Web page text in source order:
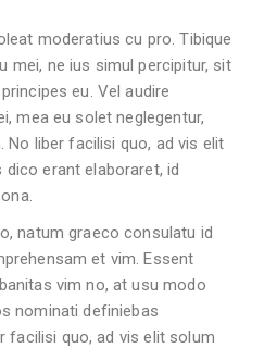
moderatius cu pro. Tibique
mei, ne ius simul percipitur, sit
eu. Vel audire
mea eu solet neglegentur,
liber facilisi quo, ad vis elit
erant elaboraret, id
natum graeco consulatu id
et vim. Essent
vim no, at usu modo
nominati definiebas
facilisi quo, ad vis elit solum